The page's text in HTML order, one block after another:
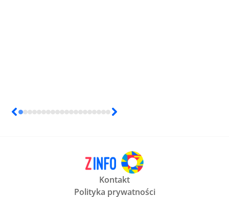
Kontakt
Polityka prywatności